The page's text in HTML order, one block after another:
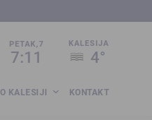
PETAK,7
7:11
KALESIJA
4°
O KALESIJI KONTAKT